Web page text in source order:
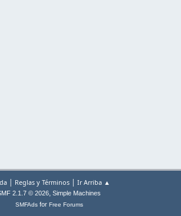
| Reglas y Términos | Ir Arriba ▲
2.1.7 © 2026, Simple Machines
SMFAdsfor Free Forums